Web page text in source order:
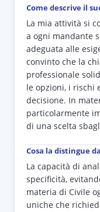
Come descrive il
La mia attività si
a ogni mandante
adeguata alle
convinto che la
professionale
le opzioni, i rischi
decisione. In
particolarmente
di una scelta
Cosa la distingue
La capacità di
specificità,
materia di Civile
uniche che